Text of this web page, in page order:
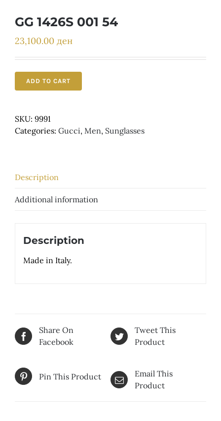
GG 1426S 001 54
23,100.00 ден
ADD TO CART
SKU: 9991
Categories: Gucci, Men, Sunglasses
Description
Additional information
Description
Made in Italy.
Share On
Facebook
Tweet This
Product
Pin This Product
Email This
Product